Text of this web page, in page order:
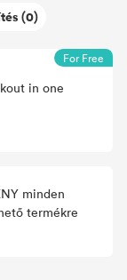
Kupon-es számot
(0)
in one
For Free
minden
termékre